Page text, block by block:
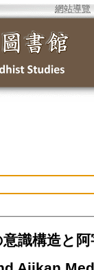
網站導覽
意識構造と